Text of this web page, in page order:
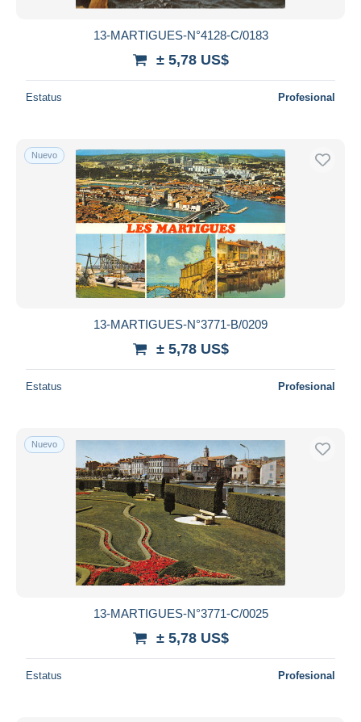
13-MARTIGUES-N°4128-C/0183
± 5,78 US$
Estatus Profesional
Nuevo
13-MARTIGUES-N°3771-B/0209
± 5,78 US$
Estatus Profesional
Nuevo
13-MARTIGUES-N°3771-C/0025
± 5,78 US$
Estatus Profesional